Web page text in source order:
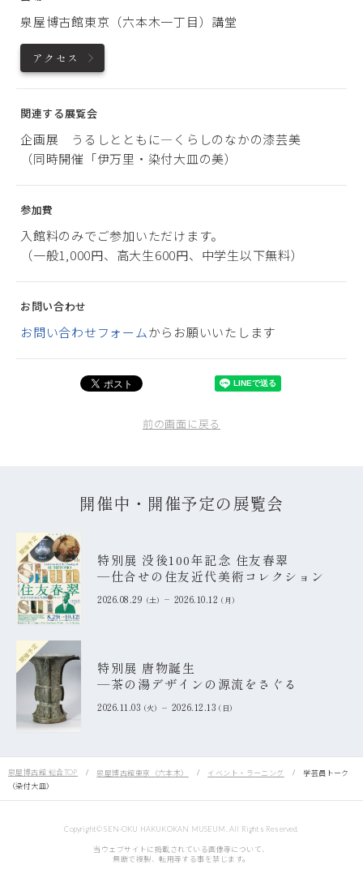
泉屋博古館東京（六本木一丁目）講堂
アクセス
関連する展覧会
企画展 うるしとともに―くらしのなかの漆芸美
（同時開催「伊万里・染付大皿の美）
参加費
入館料のみでご参加いただけます。
（一般1,000円、高大生600円、中学生以下無料）
お問い合わせ
お問い合わせフォームからお願いいたします
前の画面に戻る
開催中・開催予定の展覧会
開催予定
特別展 没後100年記念 住友春翠
―仕合せの住友近代美術コレクション
2026.08.29 土 2026.10.12 月
開催予定
特別展 唐物誕生
―茶の湯デザインの源流をさぐる
2026.11.03 火 2026.12.13 日
泉屋博古館 総合TOP 泉屋博古館東京（六本木） イベント・ラーニング
学芸員トーク
（染付大皿）
Copyright© SEN-OKU HAKUKOKAN MUSEUM. All Rights Reserved.
当ウェブサイトに掲載されている画像等について、
無断で複製、転用等する事を禁じます。